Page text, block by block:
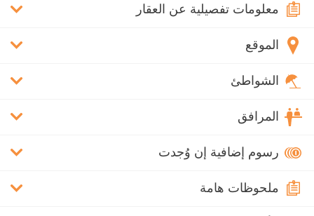
معلومات تفصيلية عن العقار
الموقع
الشواطئ
المرافق
رسوم إضافية إن وُجدت
ملحوظات هامة